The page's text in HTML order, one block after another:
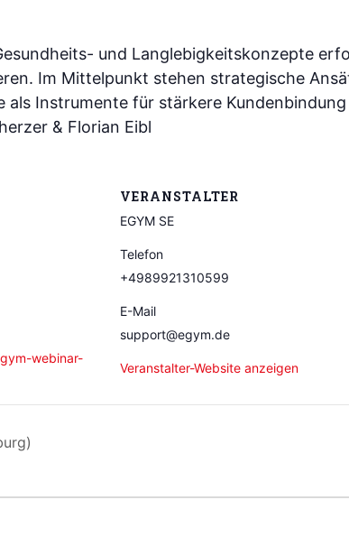
und Langlebigkeitskonzepte
Im Mittelpunkt stehen strategische
als Instrumente für stärkere
& Florian Eibl
webinar-
VERANSTALTER
EGYM SE
Telefon
+4989921310599
E-Mail
support@egym.de
Veranstalter-Website anzeigen